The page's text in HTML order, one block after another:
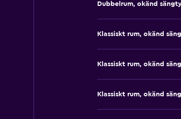
Dubbelrum, okänd
Klassiskt rum, okänd
Klassiskt rum, okänd
Klassiskt rum, okänd